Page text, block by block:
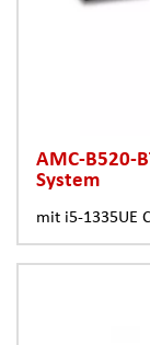
AMC-B520-
System
mit i5-1335UE